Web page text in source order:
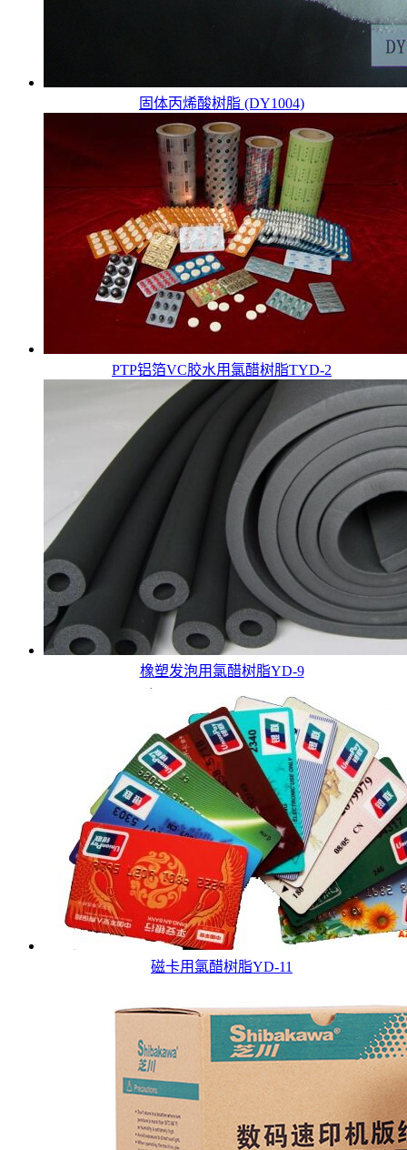
固体丙烯酸树脂 (DY1004)
PTP铝箔VC胶水用氯醋树脂TYD-2
橡塑发泡用氯醋树脂YD-9
磁卡用氯醋树脂YD-11